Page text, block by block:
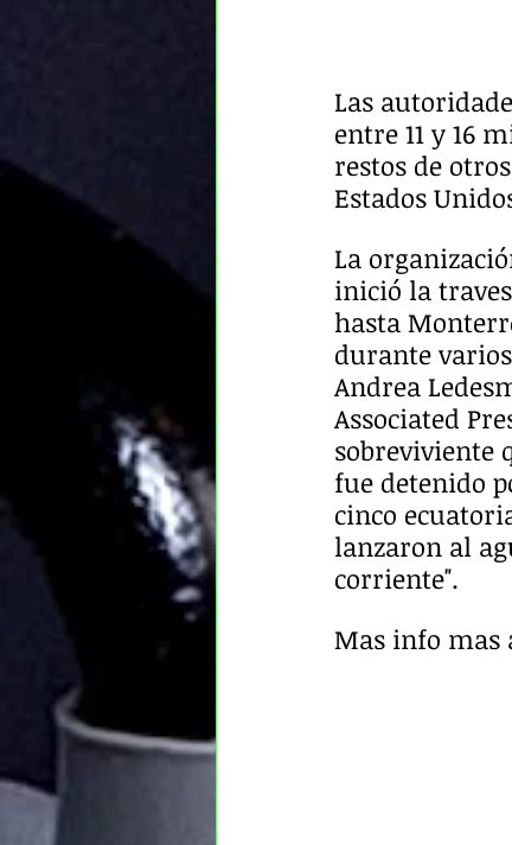
Las
entre 11 y 16
restos de
Estados
La
inició la
hasta
durante
Andrea
Associated
sobreviviente
fue detenido
cinco
lanzaron al
corriente".
Mas info mas